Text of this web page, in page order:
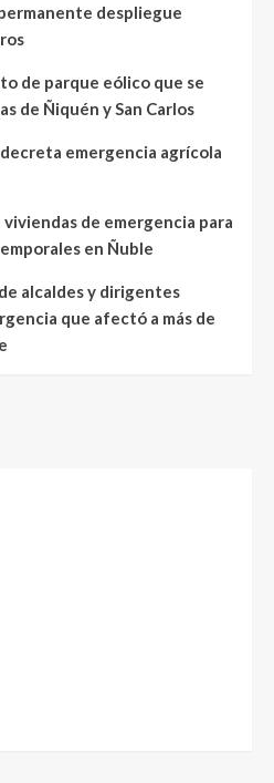
despliegue
de parque eólico que se
de Ñiquén y San Carlos
emergencia agrícola
de emergencia para
en Ñuble
alcaldes y dirigentes
que afectó a más de